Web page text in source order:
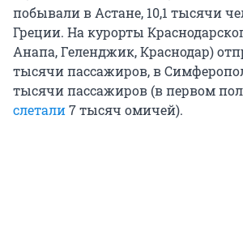
побывали в Астане, 10,1 тысячи
Греции. На курорты
Анапа, Геленджик, Краснодар)
тысячи пассажиров, в
тысячи пассажиров (в первом
слетали7 тысяч омичей).